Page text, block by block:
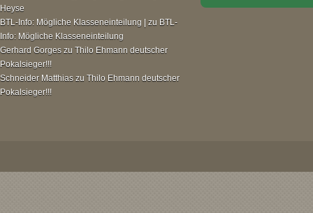
Heyse
BTL-Info: Mögliche Klasseneinteilung | zu BTL-
Info: Mögliche Klasseneinteilung
Gerhard Gorges zu Thilo Ehmann deutscher
Pokalsieger!!!
Schneider Matthias zu Thilo Ehmann deutscher
Pokalsieger!!!